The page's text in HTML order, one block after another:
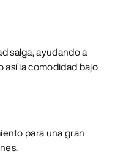
salga, ayudando a
la comodidad bajo
para una gran